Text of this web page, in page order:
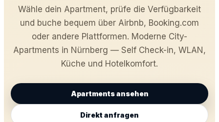
Wähle dein Apartment, prüfe die Verfügbarkeit
und buche bequem über Airbnb, Booking.com
oder andere Plattformen. Moderne City-
Apartments in Nürnberg — Self Check-in, WLAN,
Küche und Hotelkomfort.
Apartments ansehen
Direkt anfragen